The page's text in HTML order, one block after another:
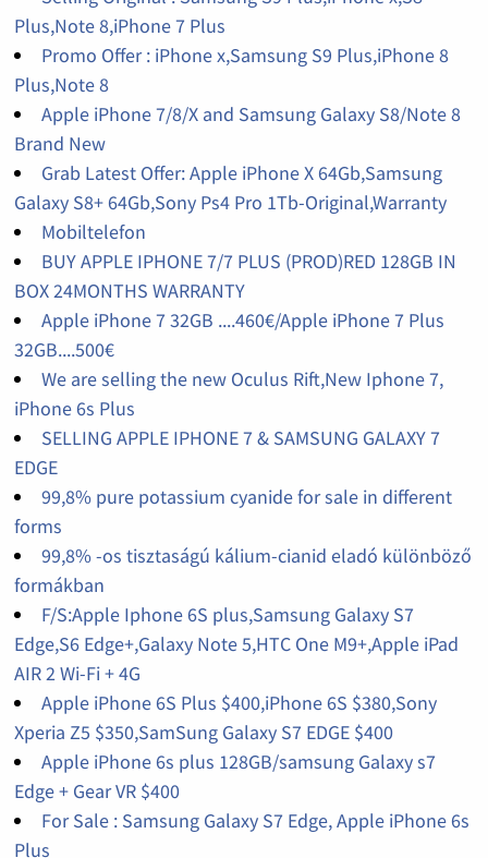
Plus,Note 8,iPhone 7 Plus
Promo Offer : iPhone x,Samsung S9 Plus,iPhone 8
Plus,Note 8
Apple iPhone 7/8/X and Samsung Galaxy S8/Note 8
Brand New
Grab Latest Offer: Apple iPhone X 64Gb,Samsung
Galaxy S8+ 64Gb,Sony Ps4 Pro 1Tb-Original,Warranty
Mobiltelefon
BUY APPLE IPHONE 7/7 PLUS (PROD)RED 128GB IN
BOX 24MONTHS WARRANTY
Apple iPhone 7 32GB ....460€/Apple iPhone 7 Plus
32GB....500€
We are selling the new Oculus Rift,New Iphone 7,
iPhone 6s Plus
SELLING APPLE IPHONE 7 & SAMSUNG GALAXY 7
EDGE
99,8% pure potassium cyanide for sale in different
forms
99,8% -os tisztaságú kálium-cianid eladó különböző
formákban
F/S:Apple Iphone 6S plus,Samsung Galaxy S7
Edge,S6 Edge+,Galaxy Note 5,HTC One M9+,Apple iPad
AIR 2 Wi-Fi + 4G
Apple iPhone 6S Plus $400,iPhone 6S $380,Sony
Xperia Z5 $350,SamSung Galaxy S7 EDGE $400
Apple iPhone 6s plus 128GB/samsung Galaxy s7
Edge + Gear VR $400
For Sale : Samsung Galaxy S7 Edge, Apple iPhone 6s
Plus